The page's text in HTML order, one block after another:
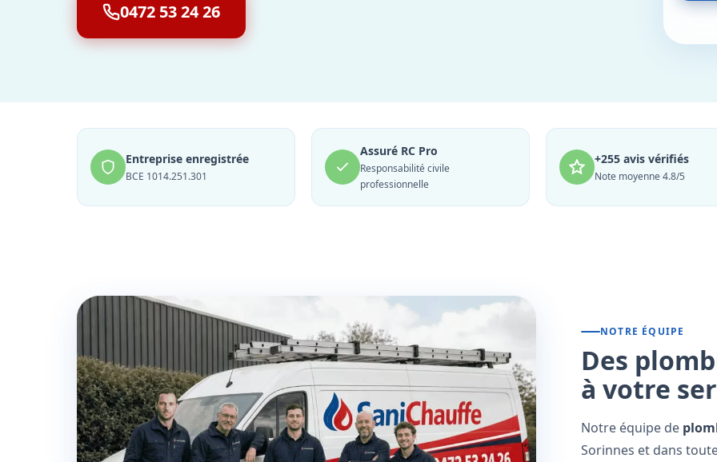
0472 53 24 26
Entreprise enregistrée
BCE 1014.251.301
Assuré RC Pro
Responsabilité civile
professionnelle
+255 avis vérifiés
Note moyenne 4.8/5
NOTRE ÉQUIPE
Des
à votre
Notre équipe de
Sorinnes et dans